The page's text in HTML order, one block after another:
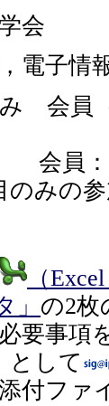
会
電子情
会員
加申
（
」 の2枚
記入
として
に